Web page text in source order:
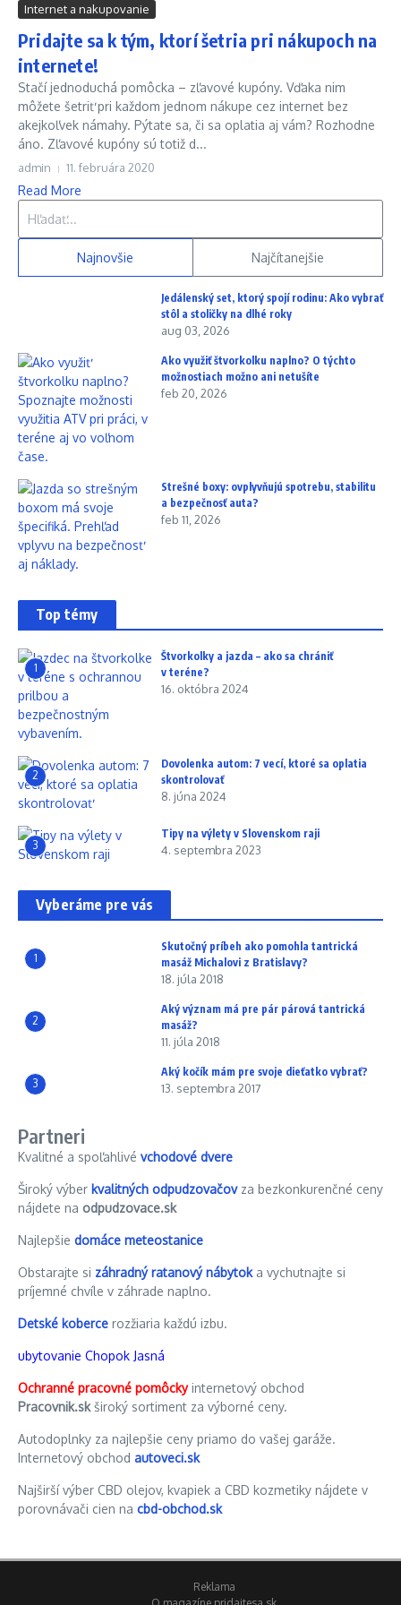
Internet a nakupovanie
Pridajte sa k tým, ktorí šetria pri nákupoch na
internete!
Stačí jednoduchá pomôcka – zľavové kupóny. Vďaka nim
môžete šetriť pri každom jednom nákupe cez internet bez
akejkoľvek námahy. Pýtate sa, či sa oplatia aj vám? Rozhodne
áno. Zľavové kupóny sú totiž d...
admin 11. februára 2020
Read More
Najnovšie Najčítanejšie
Jedálenský set, ktorý spojí rodinu: Ako vybrať
stôl a stoličky na dlhé roky
aug 03, 2026
Ako využiť štvorkolku naplno? O týchto
možnostiach možno ani netušíte
feb 20, 2026
Strešné boxy: ovplyvňujú spotrebu, stabilitu
a bezpečnosť auta?
feb 11, 2026
Top témy
1
Štvorkolky a jazda – ako sa chrániť
v teréne?
16. októbra 2024
2
Dovolenka autom: 7 vecí, ktoré sa oplatia
skontrolovať
8. júna 2024
3
Tipy na výlety v Slovenskom raji
4. septembra 2023
Vyberáme pre vás
1
Skutočný príbeh ako pomohla tantrická
masáž Michalovi z Bratislavy?
18. júla 2018
2
Aký význam má pre pár párová tantrická
masáž?
11. júla 2018
3
Aký kočík mám pre svoje dieťatko vybrať?
13. septembra 2017
Partneri
Kvalitné a spoľahlivé vchodové dvere
Široký výber kvalitných odpudzovačovza bezkonkurenčné ceny
nájdete na odpudzovace.sk
Najlepšie domáce meteostanice
Obstarajte si záhradný ratanový nábytoka vychutnajte si
príjemné chvíle v záhrade naplno.
Detské koberce rozžiaria každú izbu.
ubytovanie Chopok Jasná
Ochranné pracovné pomôckyinternetový obchod
Pracovnik.skširoký sortiment za výborné ceny.
Autodoplnky za najlepšie ceny priamo do vašej garáže.
Internetový obchod autoveci.sk
Najširší výber CBD olejov, kvapiek a CBD kozmetiky nájdete v
porovnávači cien na cbd-obchod.sk
Reklama